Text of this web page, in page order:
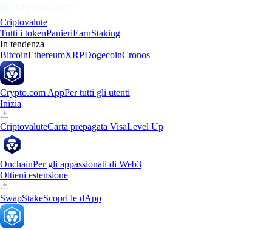
Criptovalute
Tutti i tokenPanieriEarnStaking
In tendenza
BitcoinEthereumXRPDogecoinCronos
Crypto.com AppPer tutti gli utenti
Inizia
CriptovaluteCarta prepagata VisaLevel Up
OnchainPer gli appassionati di Web3
Ottieni estensione
SwapStakeScopri le dApp